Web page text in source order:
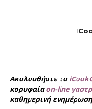
Ακολουθήστε το
κορυφαία on-line
καθημερινή